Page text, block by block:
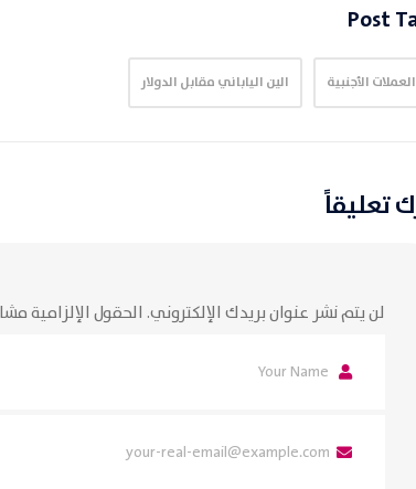
Post
العملات الأجنبية الين الياباني مقابل الدولار
تعليقاً
لن يتم نشر عنوان بريدك الإلكتروني. الحقول الإلزامية